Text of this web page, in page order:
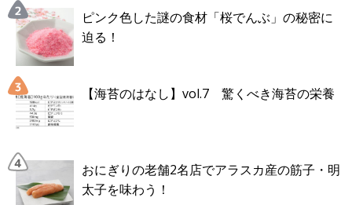
ピンク色した謎の食材「桜でんぶ」の秘密に
迫る！
【海苔のはなし】vol.7 驚くべき海苔の栄養
おにぎりの老舗2名店でアラスカ産の筋子・明
太子を味わう！